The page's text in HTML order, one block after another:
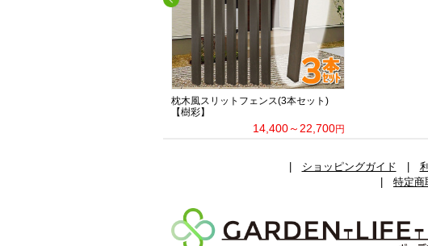
枕木風スリットフェンス(3本セット)
【樹彩】
14,400～22,700円
| ショッピングガイド |
| 特定商